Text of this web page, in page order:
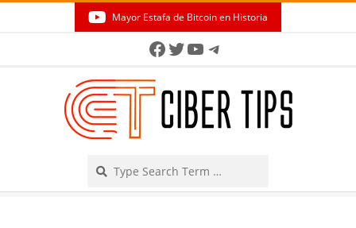
Mayor Estafa de Bitcoin en Historia
Facebook
Twitter
YouTube
Telegram